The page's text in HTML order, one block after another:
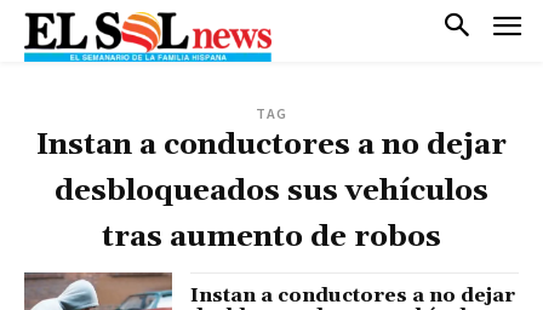
TAG
Instan a conductores a no dejar
desbloqueados sus vehículos
tras aumento de robos
Instan a conductores a no dejar